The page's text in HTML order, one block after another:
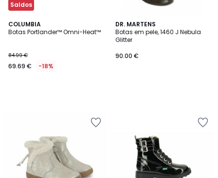
Saldos
COLUMBIA
Botas Portlander™ Omni-Heat™
84.99 €
69.69 € -18%
DR. MARTENS
Botas em pele, 1460 J Nebula
Glitter
90.00 €